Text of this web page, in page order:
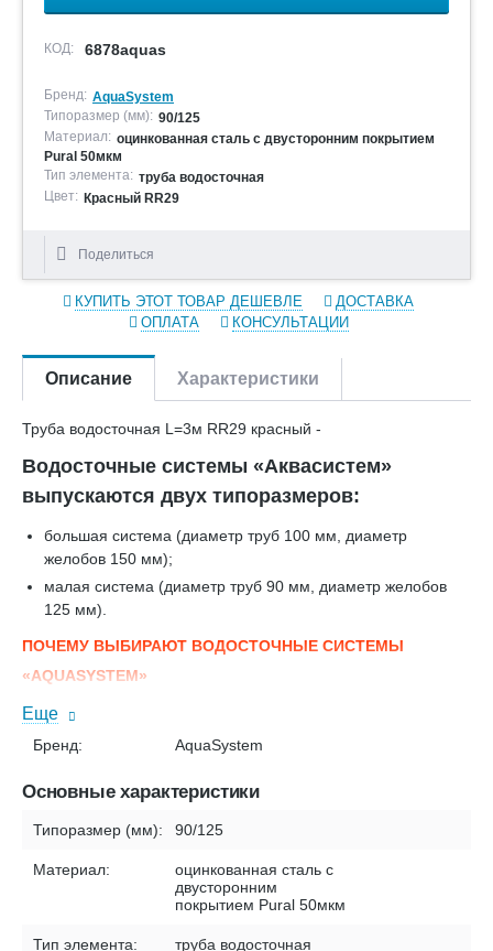
КОД: 6878aquas
Бренд: AquaSystem
Типоразмер (мм): 90/125
Материал: оцинкованная сталь с двусторонним покрытием
Pural 50мкм
Тип элемента: труба водосточная
Цвет: Красный RR29
Поделиться
КУПИТЬ ЭТОТ ТОВАР ДЕШЕВЛЕ
ДОСТАВКА
ОПЛАТА
КОНСУЛЬТАЦИИ
Описание Характеристики
Труба водосточная L=3м RR29 красный -
Водосточные системы «Аквасистем»
выпускаются двух типоразмеров:
большая система (диаметр труб 100 мм, диаметр
желобов 150 мм);
малая система (диаметр труб 90 мм, диаметр желобов
125 мм).
ПОЧЕМУ ВЫБИРАЮТ ВОДОСТОЧНЫЕ СИСТЕМЫ
«AQUASYSTEM»
Пропускная способность желоба на 20% больше за счет
перелива во время сильных дождей.
сварного шва, что позволяет выдержать нагрузки на
водосток.
уплотнителем компенсирует температурное расширение
металла, сохраняя герметичность системы, а за счет
Еще
Бренд: AquaSystem
Основные характеристики
Типоразмер (мм): 90/125
Материал:
оцинкованная сталь с
двусторонним
покрытием Pural 50мкм
Тип элемента: труба водосточная